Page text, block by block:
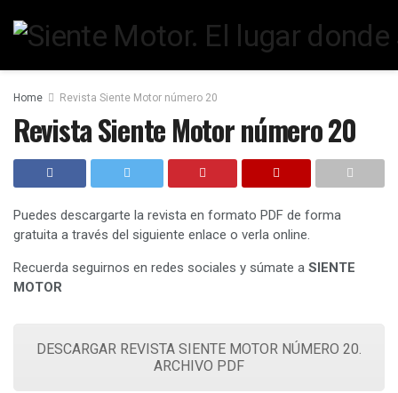
Home Revista Siente Motor número 20
Revista Siente Motor número 20
Puedes descargarte la revista en formato PDF de forma
gratuita a través del siguiente enlace o verla online.
Recuerda seguirnos en redes sociales y súmate a SIENTE
MOTOR
DESCARGAR REVISTA SIENTE MOTOR NÚMERO 20.
ARCHIVO PDF